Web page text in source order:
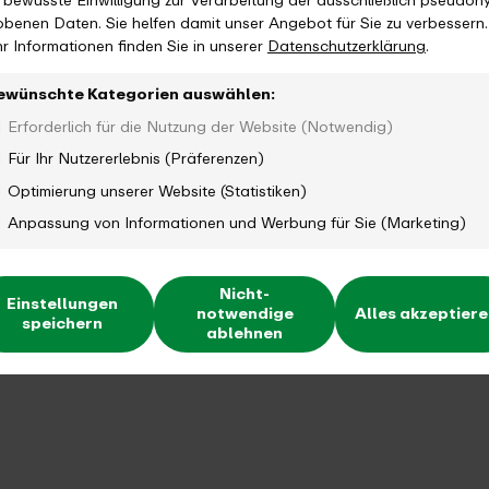
Daten. Sie helfen damit unser Angebot für Sie zu verbessern.
Informationen finden Sie in unsererDatenschutzerklärung.
Kategorien auswählen:
Erforderlich für die Nutzung der Website (Notwendig)
Für Ihr Nutzererlebnis (Präferenzen)
Optimierung unserer Website (Statistiken)
Anpassung von Informationen und Werbung für Sie (Marketing)
Einstellungen
speichern
Nicht-
notwendige
ablehnen
Alles